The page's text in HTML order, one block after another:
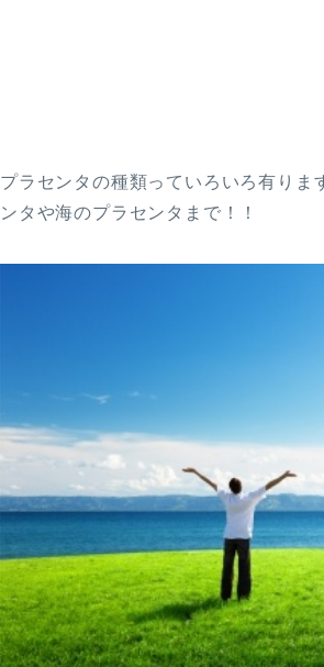
プラセンタの種類っていろいろ有りま
ンタや海のプラセンタまで！！